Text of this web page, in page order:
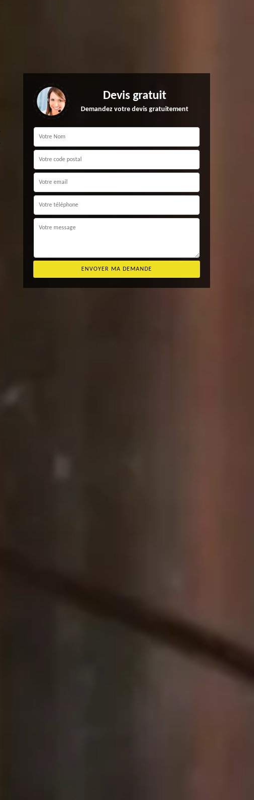
Devis gratuit
Demandez votre devis gratuitement